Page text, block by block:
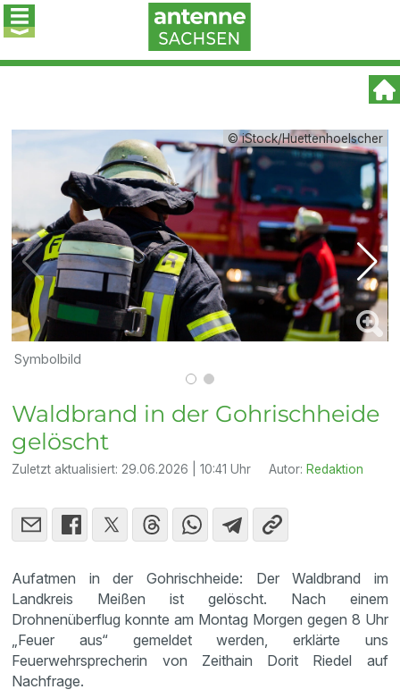
© iStock/Huettenhoelscher
Symbolbild
Waldbrand in der Gohrischheide
gelöscht
Zuletzt aktualisiert: 29.06.2026 | 10:41 Uhr Autor: Redaktion
Aufatmen in der Gohrischheide: Der Waldbrand im
Landkreis Meißen ist gelöscht. Nach einem
Drohnenüberflug konnte am Montag Morgen gegen 8 Uhr
„Feuer aus“ gemeldet werden, erklärte uns
Feuerwehrsprecherin von Zeithain Dorit Riedel auf
Nachfrage.